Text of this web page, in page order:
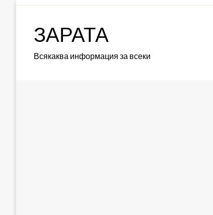
ЗАРАТА
Всякаква информация за всеки